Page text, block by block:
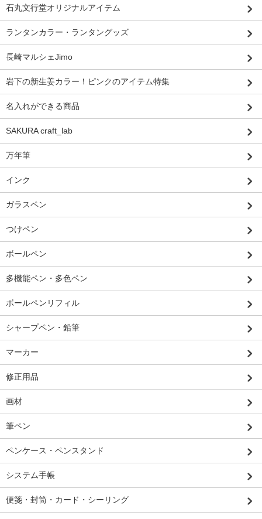
石丸文行堂オリジナルアイテム
ランタンカラー・ランタングッズ
長崎マルシェJimo
岩下の新生姜カラー！ピンクのアイテム特集
名入れができる商品
SAKURA craft_lab
万年筆
インク
ガラスペン
つけペン
ボールペン
多機能ペン・多色ペン
ボールペンリフィル
シャープペン・鉛筆
マーカー
修正用品
画材
筆ペン
ペンケース・ペンスタンド
システム手帳
便箋・封筒・カード・シーリング